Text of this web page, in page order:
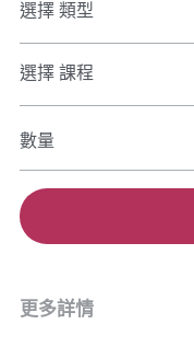
選擇 類型
選擇 課程
數量
更多詳情